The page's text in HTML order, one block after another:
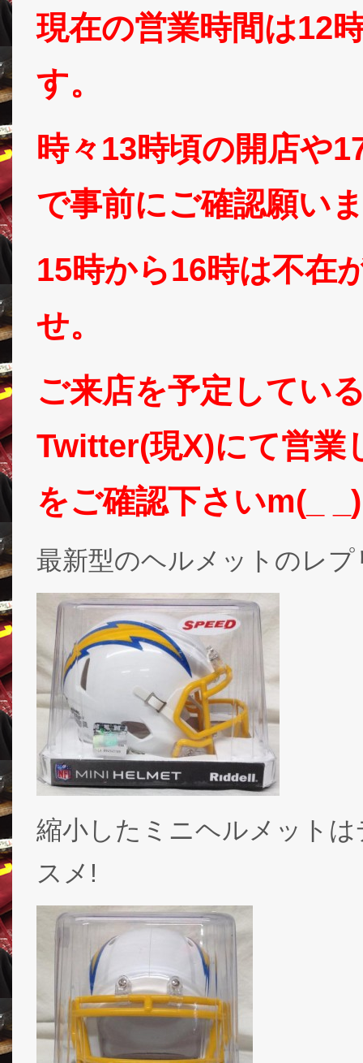
現在の営業時間は12
す。
時々13時頃の開店や
で事前にご確認願い
15時から16時は不在
せ。
ご来店を予定してい
Twitter(現X)にて営業
をご確認下さいm(_
最新型のヘルメットのレプ
縮小したミニヘルメット
スメ!